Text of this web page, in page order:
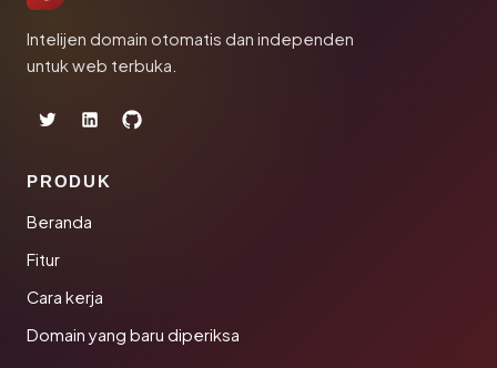
Intelijen domain otomatis dan independen
untuk web terbuka.
PRODUK
Beranda
Fitur
Cara kerja
Domain yang baru diperiksa